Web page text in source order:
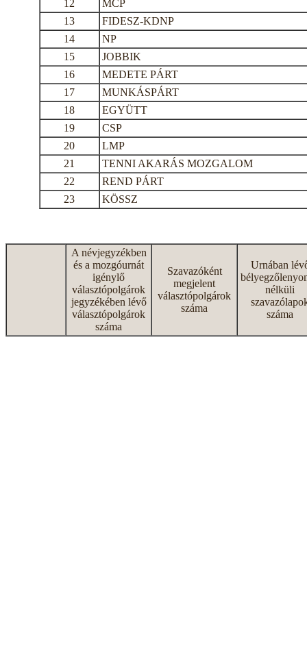
12
MCP
13
FIDESZ-KDNP
14
NP
15
JOBBIK
16
MEDETE PÁRT
17
MUNKÁSPÁRT
18
EGYÜTT
19
CSP
20
LMP
21
TENNI AKARÁS MOZGALOM
22
REND PÁRT
23
KÖSSZ
A névjegyzékben
és a mozgóurnát
igénylő
választópolgárok
jegyzékében lévő
választópolgárok
száma
Szavazóként
megjelent
választópolgárok
száma
Urnában
nélküli
száma